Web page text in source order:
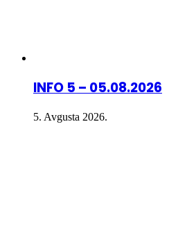
INFO 5 – 05.08.2026
5. Avgusta 2026.